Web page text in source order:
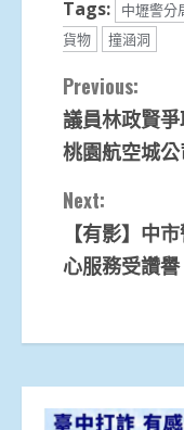
Tags: 中壢警分
貨物
撞涵洞
Continue
Reading
Previous:
議員林政賢
桃園航空城
Next:
【有影】中
心服務受讚譽